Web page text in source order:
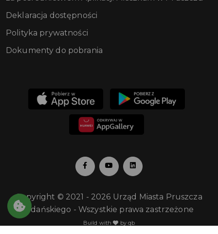
Deklaracja dostępności
Polityka prywatności
Dokumenty do pobrania
Copyright © 2021 - 2026 Urząd Miasta Pruszcza
Gdańskiego - Wszystkie prawa zastrzeżone
Build with by qb